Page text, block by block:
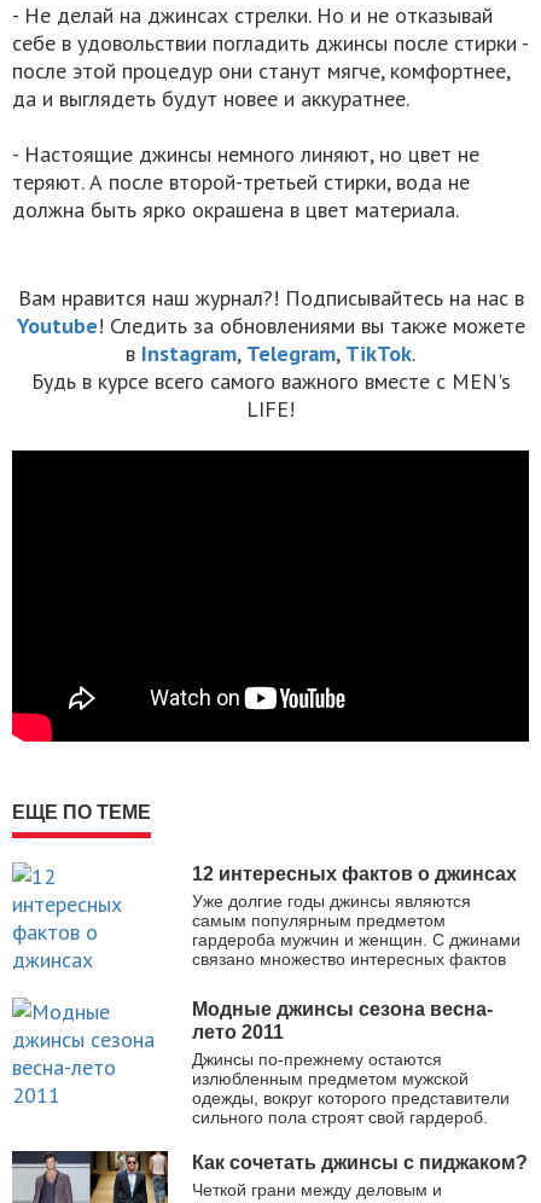
- Не делай на джинсах стрелки. Но и не отказывай
себе в удовольствии погладить джинсы после стирки -
после этой процедур они станут мягче, комфортнее,
да и выглядеть будут новее и аккуратнее.
- Настоящие джинсы немного линяют, но цвет не
теряют. А после второй-третьей стирки, вода не
должна быть ярко окрашена в цвет материала.
Вам нравится наш журнал?! Подписывайтесь на нас в
Youtube! Следить за обновлениями вы также можете
в Instagram, Telegram, TikTok.
Будь в курсе всего самого важного вместе с MEN's
LIFE!
ЕЩЕ ПО ТЕМЕ
12 интересных фактов о джинсах
Уже долгие годы джинсы являются
самым популярным предметом
гардероба мужчин и женщин. С джинами
связано множество интересных фактов
Модные джинсы сезона весна-
лето 2011
Джинсы по-прежнему остаются
излюбленным предметом мужской
одежды, вокруг которого представители
сильного пола строят свой гардероб.
Как сочетать джинсы с пиджаком?
Четкой грани между деловым и